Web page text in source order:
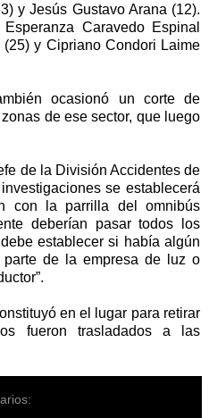
y Jesús Gustavo Arana (12).
Caravedo Espinal
y Cipriano Condori Laime
ocasionó un corte de
de ese sector, que luego
de la División Accidentes de
se establecerá
con la parrilla del omnibús
deberían pasar todos los
establecer si había algún
de la empresa de luz o
en el lugar para retirar
fueron trasladados a las